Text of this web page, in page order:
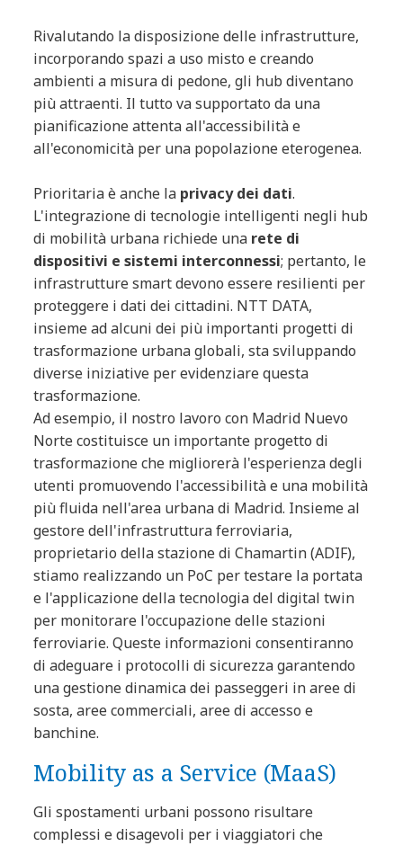
Rivalutando la disposizione delle infrastrutture,
incorporando spazi a uso misto e creando
ambienti a misura di pedone, gli hub diventano
più attraenti. Il tutto va supportato da una
pianificazione attenta all'accessibilità e
all'economicità per una popolazione eterogenea.
Prioritaria è anche la privacy dei dati.
L'integrazione di tecnologie intelligenti negli hub
di mobilità urbana richiede una rete di
dispositivi e sistemi interconnessi; pertanto, le
infrastrutture smart devono essere resilienti per
proteggere i dati dei cittadini. NTT DATA,
insieme ad alcuni dei più importanti progetti di
trasformazione urbana globali, sta sviluppando
diverse iniziative per evidenziare questa
trasformazione.
Ad esempio, il nostro lavoro con Madrid Nuevo
Norte costituisce un importante progetto di
trasformazione che migliorerà l'esperienza degli
utenti promuovendo l'accessibilità e una mobilità
più fluida nell'area urbana di Madrid. Insieme al
gestore dell'infrastruttura ferroviaria,
proprietario della stazione di Chamartin (ADIF),
stiamo realizzando un PoC per testare la portata
e l'applicazione della tecnologia del digital twin
per monitorare l'occupazione delle stazioni
ferroviarie. Queste informazioni consentiranno
di adeguare i protocolli di sicurezza garantendo
una gestione dinamica dei passeggeri in aree di
sosta, aree commerciali, aree di accesso e
banchine.
Mobility as a Service (MaaS)
Gli spostamenti urbani possono risultare
complessi e disagevoli per i viaggiatori che